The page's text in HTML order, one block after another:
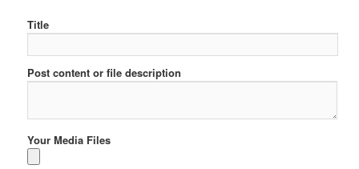
Title
Post content or file description
Your Media Files